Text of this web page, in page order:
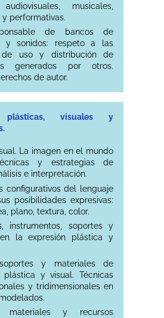
musicales,
y performativas.
de bancos de
y sonidos: respeto a las
de uso y distribución de
generados por otros.
de autor.
visuales y
La imagen en el mundo
y estrategias de
e interpretación.
configurativos del lenguaje
posibilidades expresivas:
plano, textura, color.
instrumentos, soportes y
la expresión plástica y
y materiales de
plástica y visual. Técnicas
y tridimensionales en
materiales y recursos